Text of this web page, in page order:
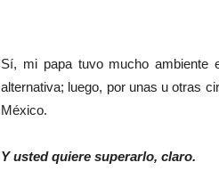
Sí, mi papa tuvo mucho ambiente
alternativa; luego, por unas u otras
México.
Y usted quiere superarlo, claro.